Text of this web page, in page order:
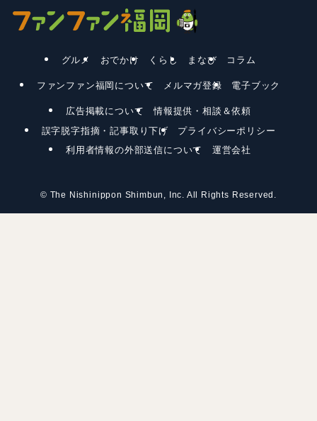
グルメ おでかけ くらし まなび コラム
ファンファン福岡について メルマガ登録 電子ブック
広告掲載について
情報提供・相談＆依頼
誤字脱字指摘・記事取り下げ
プライバシーポリシー
利用者情報の外部送信について
運営会社
© The Nishinippon Shimbun, Inc. All Rights Reserved.